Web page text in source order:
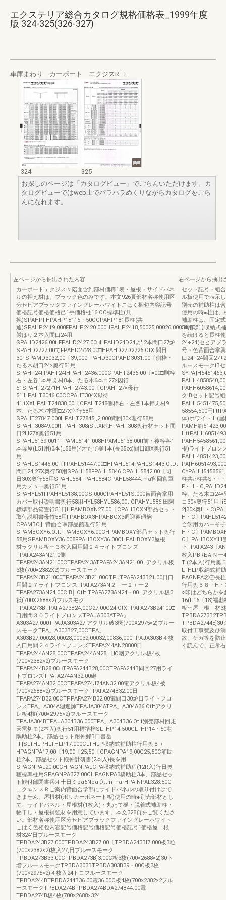
エクステリア総合カタログ規格価格表_1999年度
版 324-325(326-327)
車庫まわり カーポート エクジスR
324
325
お探しのページは「カタログビュー」でごらんいただけます。カ
タログビューではweb上でパラパラめくりながらカタログをごら
んになれます。
左ページから抽出された内容
カーポートェクジス々陪面含到部材価樺1表・屋根・サイドパネ
ルの押え材は、ブラック色のみです。本文926頁部材名称使用区
分セビアブラックファイングレーホワイトこはく梱包内容記号
価格記号価格価格己1手価格柱16.OC標準柱(共
挽)SPAHPllHPAHP18115・50CCPAHP181長柱(共
通)SPAHP2419.000FPAHP2420.000HPAHP2418,50025,00026,00031,0001】
厳はり２本入間口24用
SPAHD2426.00tlFPAHD2427.00□HPAHD24D24よ',2本間口27炉
SPAHD2727.00てFPAHD2728.00□HPAHD27D2726.OtXl間日
30FSPAMD3032,00〔39,000FPAHD30CPAHD3031.00〔側枠・
たる木胡口24×奥行51用
SPAHT24FPAHT24IHPAHT2436.000CPAHT2436.00〔=00□則枠
右・左各1本甲え材8本、たる木6本コ27×囚行
51SPAHT27271HPAHT2743.00〔CPAHT27×母行
51IHPAHT3046.00CCPAHT304X母待
41.tXXHPAHT24838.00〔CPAHT248側枠右・左各1本押え材9
本、たる木7本聞□27X室行58用
SPAHT27847.000HPAHT27845,,2,000聞回30×理行58用
SPAHT30849.00tlFPAHT308iSl.tXl砲HPAHT308奥行材セット間
日2Ⅲ27X奥行51用
SPAHL5139.0011FPAML5141.008HPAML5138.00tl前・後枠各1
本母屋(L51用)3本(L58用)4オたて樋1本(長35∞)間日卸X奥行51
用
SPAHLS1445.00〔FPAHL51447.00□HPAHL514PAHLS1443.OtDtl
間日24,27X奥行58用SPAHL58FPAHL5846.CPAHL5842.00〔同
日30X奥行58用SPAHL584FPAHL584CPAHL58444.ma宵回官軍
用カメヽ一奥行51用
SPAHYL51FPAHYL5138,00CS,000CPAHYL51S.000肯面合掌用
カバー取付説明書奥行58用HYL58HYL586.00tlCPAHYL586.田阿
標準部品箱畳行51日HPAMBOXN27.00〔CPAHBOXN部品セット
取付説明書母竹58用FPAHBOX3HPAHBOX3廻迎迎廻麹
CPAMBO】背面合寧部品館理行51用
SPAMBOXY6.OtltFPAMBOXY6.00CHPAMBOXY部品セット奥行
58用SPAMBOXY36.008FPAHBOXY36.00CHPAHBOXY3屋根
材ラクリル板︶３枚入回用間２４ライトブロンズ
TPAFA243AN21.0側
TPAFA243AN21.00CTPAFA243ATPAFA243AN21.00□アクリル板
3枚(700×2382X2)フルースモーク
TPAFA243B21.000TPAFA243B21.00CTPJTPAFA243B21.00日口
用間２７ライトフロンスTPAFA273AN２︲一２︲一２
TPAFA273AN24,00CIB￨.OtltlTPAFA273AN24・00□アクリル板3
祇(700X2688×2)フルスモク
TPAFA273BTPAFA273B24,00C27,00C24.OtXTPAFA273B24100□
口用間３０ライトブロンズTPAJA303ATPA」
A303A27.000TPAJA303A27.アクリル破3概(700X2975×2)ブルー
スモークTPA」A303B27,00CTPA」
A303B27,00028,00028,00032,00032,00836,000TPAJA303B４枚
入口用間２４ライトブロンズTPAFA244AN28800日
TPAFA244AN28,00CTPAFA244AN28,〔Ю咽アクリレ板4枚
(700×2382×2)ブルースモーク
TPAFA244B28,00□TPAFA244B28,00CTPAFA244B同回27用ライ
トブロンズTPAFA274AN32.00砲
TPAFA274AN32,00CTPAFA274J74AN32.00電アクリル板4被
(700×2688×2)ブルースモークTPAFA274B32.00日
TPAFA274B32.00CTPPAFA274B32.00電間口30炉日ライトフロ
ンスTPA」A304A廻迎帥TPAJA304ATPA」A304A36.Otltアクリ
レ板4枝(700×2975×2)フルースモーク
TPAJA304BTPAJA304B36.000TPA」A304B36.Otlt別売部材回疋
天需切モ(2本入)奥行51用標準梓SLTHP14.500CLTHP14・50屯
隅助柱2本、部品セット耐仲郵B日書岳
lT‖SLTHLPHLTHLP17.000CLTHLP収納式補助柱行用奥５︲
HPAGNPA17,00〔19,00〔25,50〔CPAGNPA19,00G25,50C浦助
柱2本、部品セット殿仲計研書(2本入)長を用
SPAGNPAL20.00CHPAGNPALCPA収納式補助程(12R入)行日奥
聴標準柱用SPAGNPA327.00CHPAGNPA3橋助柱3本、部品セッ
ト観付部閉書岳オ十日ミpa6Npal魚tln_narHPAINPAL328.50C
ェクゃンスＲご案内背面合学部にサイドパネルの取り付けはで
きません。屋根材(ポリカーボネート板)使用の時●別売部材とし
て、サイドパネル・屋根材(1枚入)・丸たて樋・脱着式補助柱・
物干し・屋根補強材を用意しています。本文328頁をご覧くださ
い。部材名称使用区分セビアブラックファイングレーホワイト
こはく色相包内容記号価格記号価格記号価格記号1価格屋 根
材324'日ブルースモーク
TPBDA243B27.000TPBDA243B27.00〔TPBDA243BI7.000板3粒
(700×2382×2)枚入27,日ブルースモーク
TPBDA273B33.00CTPBDA273B]3.00C板3枚(700×2688×2)30卜
増フルースモークTPBDA303BTPBDA303B39・00C板3枚
(700×2975×2)４枚入24トロフルースモーク
TPBDA244BTPBDA244B36.00電36.00C板4枚(700×2382×2フル
ースモークTPBDA274BTPBDA274BDA274B44.00電
TPBDA274B板4枚(700×2688×324
右ページから抽出
セット記号・組
ル板使用で表示
別売の補助柱は
使用の時●柱は、
補助柱は、固定
58用は、収納式
を続けると長柱
24+24(セピアブ
号・色背面合掌
口24+24間回
ルースモークiB
ク:Bセット記号
58554,500円
体)ホワイト:H(
PAMH範
根)ライトブロン
柱共∩柱共S・F
F・H・
枠。たる木コ
コ30×奥行51用￨
2]30×奥H・
H・C〕
合学用カバーそ
H・C〕
C〕
卜TPAFA243〔
枚入PBREＡＮ
TI(2本入)行用奥
LTHLP収納式補
PAGNPA②②長柱
行用奥５８・H・
○印はどちらかを
16(lt16〔18)福勘
板︶屋 根 材3枚
TPBDA2744E]30
取付工事費及び
故、ケガ等を防
く読んで、正常右